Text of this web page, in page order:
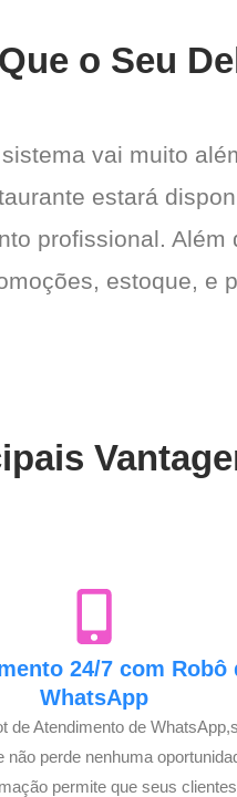
o Seu
vai muito
estará
profissional.
estoque, e
24/7 com Robô
WhatsApp
de Atendimento de
não perde nenhuma
permite que seus